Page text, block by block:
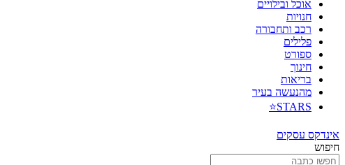
אוכל ובילויים
חנויות
רכב ותחבורה
פלילים
ספורט
חינוך
בריאות
מהנעשה בעיר
STARS⭐
אינדקס עסקים
חיפוש